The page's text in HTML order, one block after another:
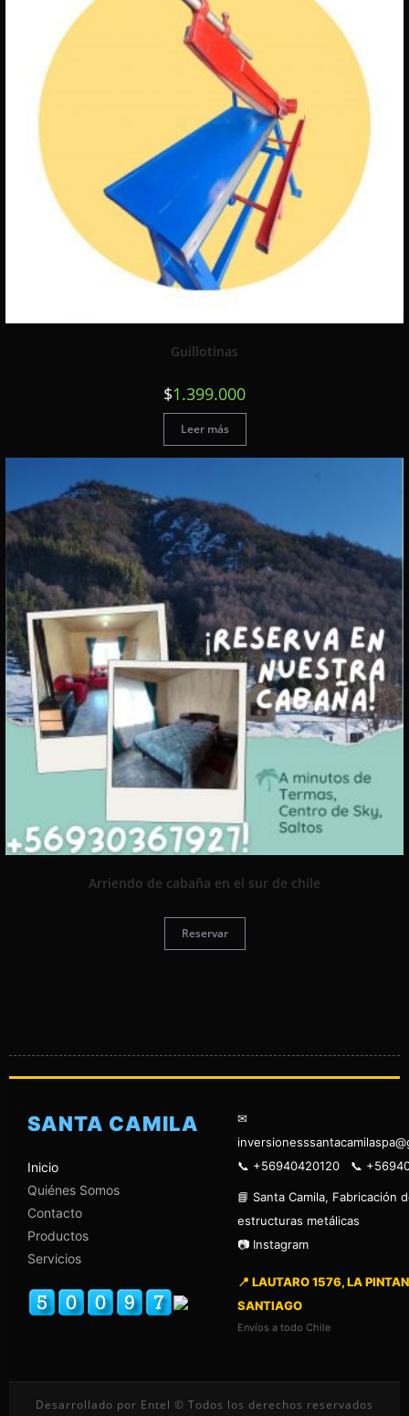
Guillotinas
$1.399.000
Leer más
Arriendo de cabaña en el sur de chile
Reservar
SANTA CAMILA
Inicio
Quiénes Somos
Contacto
Productos
Servicios
✉
📞 +56940420120 📞
📘 Santa Camila, Fabricación
estructuras metálicas
📷 Instagram
📍 LAUTARO 1576, LA
SANTIAGO
Envíos a todo Chile
Desarrollado por Entel © Todos los derechos reservados